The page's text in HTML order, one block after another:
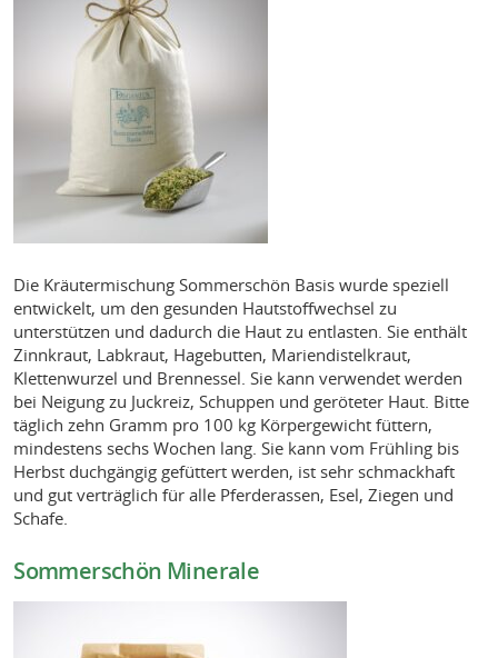
Die Kräutermischung Sommerschön Basis wurde speziell
entwickelt, um den gesunden Hautstoffwechsel zu
unterstützen und dadurch die Haut zu entlasten. Sie enthält
Zinnkraut, Labkraut, Hagebutten, Mariendistelkraut,
Klettenwurzel und Brennessel. Sie kann verwendet werden
bei Neigung zu Juckreiz, Schuppen und geröteter Haut. Bitte
täglich zehn Gramm pro 100 kg Körpergewicht füttern,
mindestens sechs Wochen lang. Sie kann vom Frühling bis
Herbst duchgängig gefüttert werden, ist sehr schmackhaft
und gut verträglich für alle Pferderassen, Esel, Ziegen und
Schafe.
Sommerschön Minerale